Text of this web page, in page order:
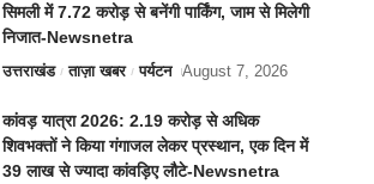
सिमली में 7.72 करोड़ से बनेंगी पार्किंग, जाम से मिलेगी
निजात-Newsnetra
उत्तराखंड ताज़ा खबर पर्यटन August 7, 2026
कांवड़ यात्रा 2026: 2.19 करोड़ से अधिक
शिवभक्तों ने किया गंगाजल लेकर प्रस्थान, एक दिन में
39 लाख से ज्यादा कांवड़िए लौटे-Newsnetra